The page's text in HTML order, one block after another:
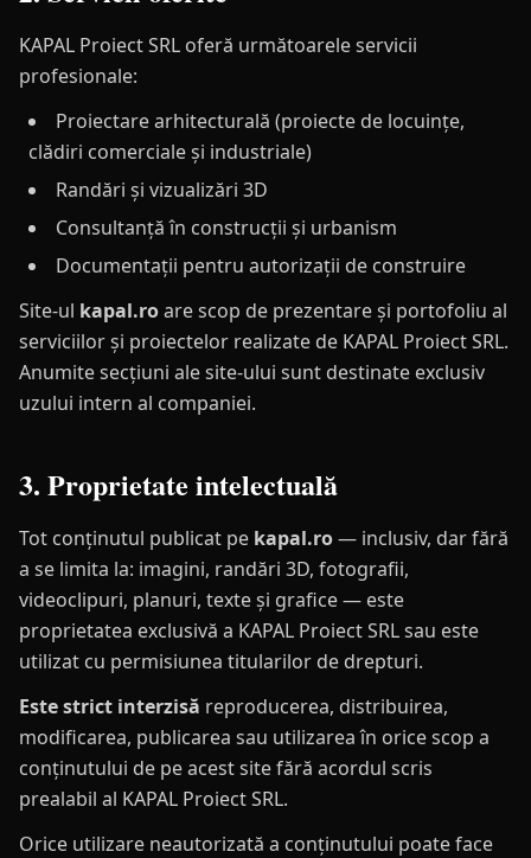
KAPAL Proiect SRL oferă următoarele servicii
profesionale:
Proiectare arhitecturală (proiecte de locuințe,
clădiri comerciale și industriale)
Randări și vizualizări 3D
Consultanță în construcții și urbanism
Documentații pentru autorizații de construire
Site-ul kapal.roare scop de prezentare și portofoliu al
serviciilor și proiectelor realizate de KAPAL Proiect SRL.
Anumite secțiuni ale site-ului sunt destinate exclusiv
uzului intern al companiei.
3. Proprietate intelectuală
Tot conținutul publicat pe kapal.ro— inclusiv, dar fără
a se limita la: imagini, randări 3D, fotografii,
videoclipuri, planuri, texte și grafice — este
proprietatea exclusivă a KAPAL Proiect SRL sau este
utilizat cu permisiunea titularilor de drepturi.
Este strict interzisă reproducerea, distribuirea,
modificarea, publicarea sau utilizarea în orice scop a
conținutului de pe acest site fără acordul scris
prealabil al KAPAL Proiect SRL.
Orice utilizare neautorizată a conținutului poate face